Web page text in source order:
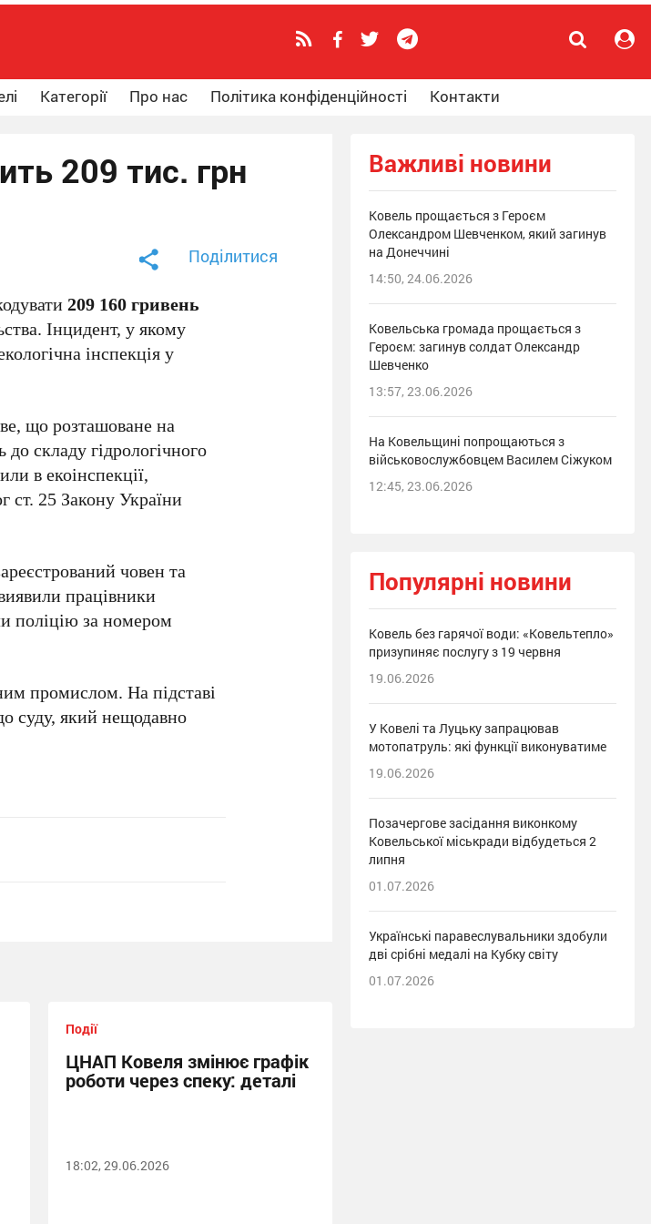
Категорії Про нас Політика конфіденційності Контакти
209 тис. грн
Поділитися
209 160 гривень
Інцидент, у якому
інспекція у
що розташоване на
до складу гідрологічного
в екоінспекції,
25 Закону України
човен та
працівники
поліцію за номером
промислом. На підставі
суду, який нещодавно
Події
ЦНАП Ковеля змінює графік
роботи через спеку: деталі
18:02, 29.06.2026
Важливі новини
Ковель прощається з Героєм
Олександром Шевченком, який загинув
на Донеччині
14:50, 24.06.2026
Ковельська громада прощається з
Героєм: загинув солдат Олександр
Шевченко
13:57, 23.06.2026
На Ковельщині попрощаються з
військовослужбовцем Василем Сіжуком
12:45, 23.06.2026
Популярні новини
Ковель без гарячої води: «Ковельтепло»
призупиняє послугу з 19 червня
19.06.2026
У Ковелі та Луцьку запрацював
мотопатруль: які функції виконуватиме
19.06.2026
Позачергове засідання виконкому
Ковельської міськради відбудеться 2
липня
01.07.2026
Українські паравеслувальники здобули
дві срібні медалі на Кубку світу
01.07.2026